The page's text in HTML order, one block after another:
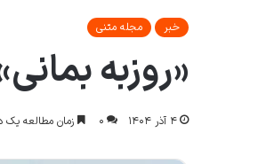
خبر مجله متنی
«روزبه
۴ آذر ۱۴۰۴ ۰ زمان مطالعه یک